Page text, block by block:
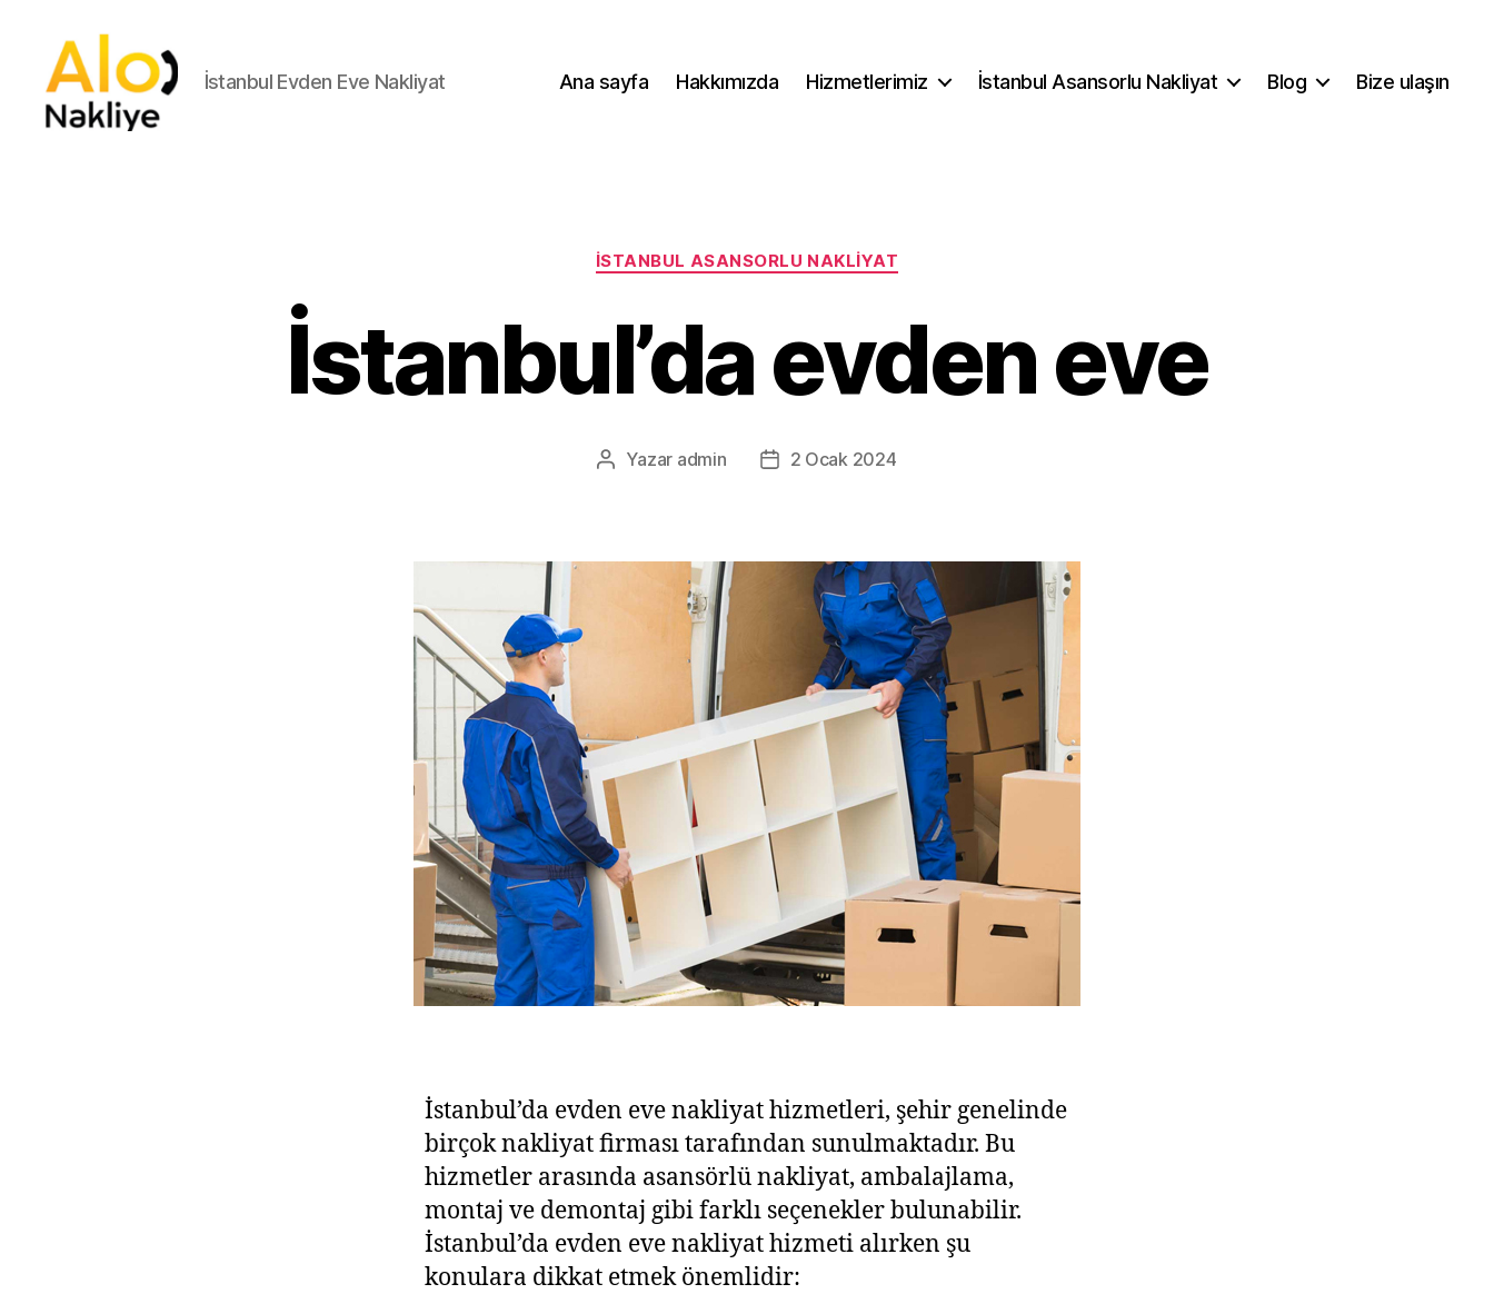
İstanbul Evden Eve Nakliyat Ana sayfa Hakkımızda Hizmetlerimiz İstanbul Asansorlu Nakliyat Blog Bize ulaşın
Kategoriler
İSTANBUL ASANSORLU NAKLIYAT
İstanbul’da evden eve
Yazının
Yazar admin
Yazı2 Ocak 2024
İstanbul’da evden eve nakliyat hizmetleri, şehir genelinde
birçok nakliyat firması tarafından sunulmaktadır. Bu
hizmetler arasında asansörlü nakliyat, ambalajlama,
montaj ve demontaj gibi farklı seçenekler bulunabilir.
İstanbul’da evden eve nakliyat hizmeti alırken şu
konulara dikkat etmek önemlidir: